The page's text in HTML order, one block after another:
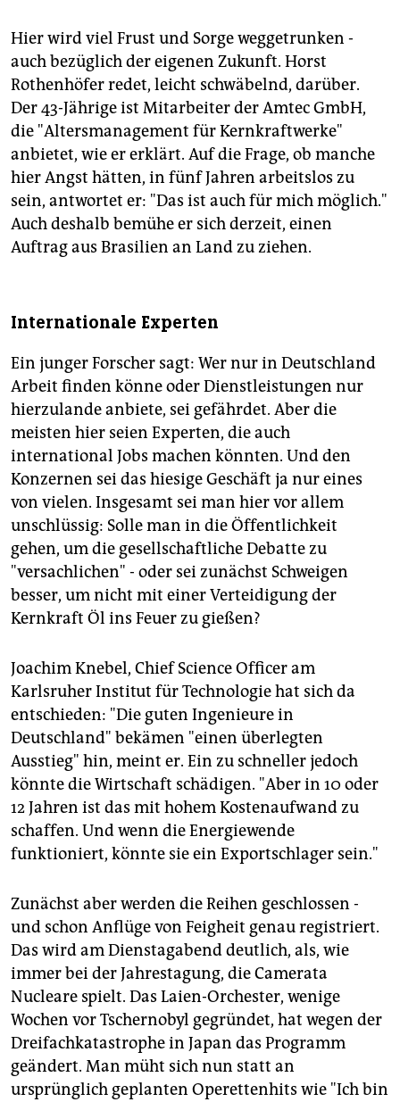
Hier wird viel Frust und Sorge weggetrunken -
auch bezüglich der eigenen Zukunft. Horst
Rothenhöfer redet, leicht schwäbelnd, darüber.
Der 43-Jährige ist Mitarbeiter der Amtec GmbH,
die "Altersmanagement für Kernkraftwerke"
anbietet, wie er erklärt. Auf die Frage, ob manche
hier Angst hätten, in fünf Jahren arbeitslos zu
sein, antwortet er: "Das ist auch für mich möglich."
Auch deshalb bemühe er sich derzeit, einen
Auftrag aus Brasilien an Land zu ziehen.
Internationale Experten
Ein junger Forscher sagt: Wer nur in Deutschland
Arbeit finden könne oder Dienstleistungen nur
hierzulande anbiete, sei gefährdet. Aber die
meisten hier seien Experten, die auch
international Jobs machen könnten. Und den
Konzernen sei das hiesige Geschäft ja nur eines
von vielen. Insgesamt sei man hier vor allem
unschlüssig: Solle man in die Öffentlichkeit
gehen, um die gesellschaftliche Debatte zu
"versachlichen" - oder sei zunächst Schweigen
besser, um nicht mit einer Verteidigung der
Kernkraft Öl ins Feuer zu gießen?
Joachim Knebel, Chief Science Officer am
Karlsruher Institut für Technologie hat sich da
entschieden: "Die guten Ingenieure in
Deutschland" bekämen "einen überlegten
Ausstieg" hin, meint er. Ein zu schneller jedoch
könnte die Wirtschaft schädigen. "Aber in 10 oder
12 Jahren ist das mit hohem Kostenaufwand zu
schaffen. Und wenn die Energiewende
funktioniert, könnte sie ein Exportschlager sein."
Zunächst aber werden die Reihen geschlossen -
und schon Anflüge von Feigheit genau registriert.
Das wird am Dienstagabend deutlich, als, wie
immer bei der Jahrestagung, die Camerata
Nucleare spielt. Das Laien-Orchester, wenige
Wochen vor Tschernobyl gegründet, hat wegen der
Dreifachkatastrophe in Japan das Programm
geändert. Man müht sich nun statt an
ursprünglich geplanten Operettenhits wie "Ich bin